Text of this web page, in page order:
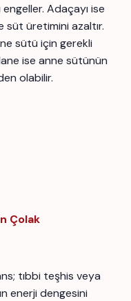
Adaçayı ise
üretimini azaltır.
sütü için gerekli
ise anne sütünün
olabilir.
Çolak
tıbbi teşhis veya
enerji dengesini